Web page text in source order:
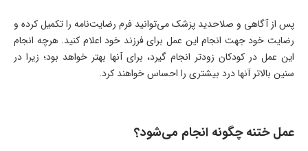
پس از آگاهی و صلاحدید پزشک می‌توانید فرم رضایت‌نامه را تکمیل کرده و
رضایت خود جهت انجام این عمل برای فرزند خود اعلام کنید. هرچه انجام
این عمل در کودکان زودتر انجام گیرد، برای آنها بهتر خواهد بود؛ زیرا در
سنین بالاتر آنها درد بیشتری را احساس خواهند کرد.
عمل ختنه چگونه انجام می‌شود؟